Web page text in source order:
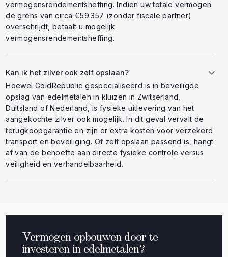
vermogensrendementsheffing. Indien uw totale vermogen
de grens van circa €59.357 (zonder fiscale partner)
overschrijdt, betaalt u mogelijk
vermogensrendementsheffing.
Kan ik het zilver ook zelf opslaan?
Hoewel GoldRepublic gespecialiseerd is in beveiligde
opslag van edelmetalen in kluizen in Zwitserland,
Duitsland of Nederland, is fysieke uitlevering van het
aangekochte zilver ook mogelijk. In dit geval vervalt de
terugkoopgarantie en zijn er extra kosten voor verzekerd
transport en beveiliging. Of zelf opslaan passend is, hangt
af van de behoefte aan directe fysieke controle versus
veiligheid en verhandelbaarheid.
Vermogen opbouwen door te
investeren in edelmetalen?